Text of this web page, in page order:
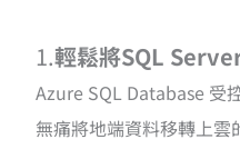
1.輕鬆將SQL
Azure SQL Database 受
無痛將地端資料移轉上